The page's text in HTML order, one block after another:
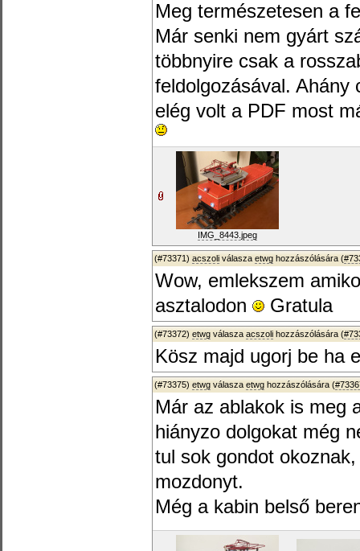
Meg természetesen a
Már senki nem gyárt
többnyire csak a
feldolgozásával. Ahány
elég volt a PDF most
IMG_8443.jpeg
(#73371) acszoli válasza etwg hozzászólására (
Wow, emlekszem
asztalodon
Gratula
(#73372) etwg válasza acszoli hozzászólására (
Kösz majd ugorj be ha
(#73375) etwg válasza etwg hozzászólására (
Már az ablakok is meg
hiányzo dolgokat még
tul sok gondot
mozdonyt.
Még a kabin belső